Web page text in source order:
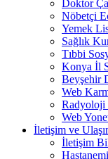
Doktor
Nöbetçi
Yemek
Sağlık
Tıbbi
Konya İl
Beyşehir
Web
Radyoloji
Web
İletişim ve
İletişim